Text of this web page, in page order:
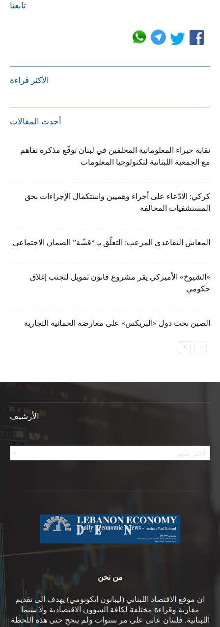
تابعنا
الأكثر قراءة
أحدث المقالات
نقابة خبراء المعلوماتية المحلفين في لبنان توقّع مذكرة تفاهم
مع الجمعية اللبنانية لتكنولوجيا المعلومات
كركي: الادّعاء على أجراء وهميين واستكمال الإجراءات بحق
المستشفيات المخالفة
المعاش التقاعدي المرعب: التعلّق بـِ “قشّة” الضمان الاجتماعي
«الشيوخ» الأميركي يقر مشروع قانون تمويل لتجنب إغلاق
حكومي
الصين تحث دول «البريكس» على معارضة الحمائية التجارية
الأرشيف
الأرشيف
من نحن
ان موقع الاقتصاد اللبناني (ليبانون ايكونومي) يهدف الى تقديم
مقاربة وقراءة مختلفة لكافة الشؤون الاقتصادية ولا سيما
اللبنانية. فلبنان عانى على مر سنوات ولم ينجح حتى هذه اللحظة